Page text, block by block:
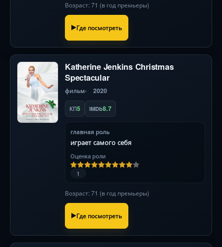
стиле документальной съёмки погружает в
сердце трагедии.
Возраст: 71 (в год премьеры)
Где посмотреть
Katherine Jenkins Christmas
Spectacular
фильм 2020
КП5 IMDb8.7
главная роль
играет самого себя
Оценка роли
1
Возраст: 71 (в год премьеры)
Где посмотреть